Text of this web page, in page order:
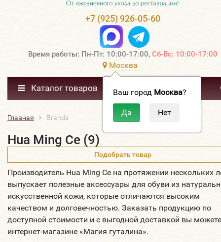
+7 (925) 926-05-60
Время работы: Пн-Пт: 10:00-17:00, Сб-Вс: 10:00-17:00
Москва
Ваш город Москва?
Каталог товаров
Главная Brands
Hua Ming Ce (9)
Подобрать товар
Производитель Hua Ming Ce на протяжении нескольких
выпускает полезные аксессуары для обуви из
искусственной кожи, которые отличаются высоким
качеством и долговечностью. Заказать продукцию по
доступной стоимости и с выгодной доставкой вы
интернет-магазине «Магия гуталина».